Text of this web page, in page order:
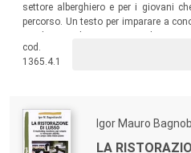
settore alberghiero e per i giovani
percorso. Un testo per imparare a
professione tanto affascinante quanto
cod.
1365.4.1
Igor Mauro
LA